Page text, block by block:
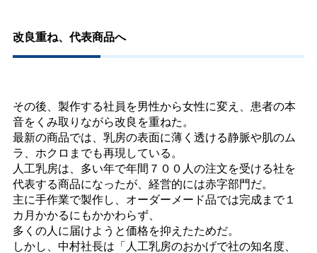
改良重ね、代表商品へ
その後、製作する社員を男性から女性に変え、患者の本
音をくみ取りながら改良を重ねた。
最新の商品では、乳房の表面に薄く透ける静脈や肌のム
ラ、ホクロまでも再現している。
人工乳房は、多い年で年間７００人の注文を受ける社を
代表する商品になったが、経営的には赤字部門だ。
主に手作業で製作し、オーダーメード品では完成まで１
カ月かかるにもかかわらず、
多くの人に届けようと価格を抑えたためだ。
しかし、中村社長は「人工乳房のおかげで社の知名度、